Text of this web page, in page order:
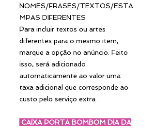
NOMES/FRASES/TEXTOS/ESTA
MPAS DIFERENTES
Para incluir textos ou artes
diferentes para o mesmo item,
marque a opção no anúncio. Feito
isso, será adicionado
automaticamente ao valor uma
taxa adicional que corresponde ao
custo pelo serviço extra.
CAIXA PORTA BOMBOM DIA DA